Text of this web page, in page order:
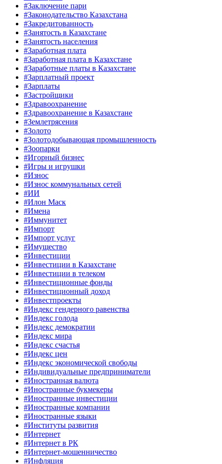
#Заключение пари
#Законодательство Казахстана
#Закредитованность
#Занятость в Казахстане
#Занятость населения
#Заработная плата
#Заработная плата в Казахстане
#Заработные платы в Казахстане
#Зарплатный проект
#Зарплаты
#Застройщики
#Здравоохранение
#Здравоохранение в Казахстане
#Землетрясения
#Золото
#Золотодобывающая промышленность
#Зоопарки
#Игорный бизнес
#Игры и игрушки
#Износ
#Износ коммунальных сетей
#ИИ
#Илон Маск
#Имена
#Иммунитет
#Импорт
#Импорт услуг
#Имущество
#Инвестиции
#Инвестиции в Казахстане
#Инвестиции в телеком
#Инвестиционные фонды
#Инвестиционный доход
#Инвестпроекты
#Индекс гендерного равенства
#Индекс голода
#Индекс демократии
#Индекс мира
#Индекс счастья
#Индекс цен
#Индекс экономической свободы
#Индивидуальные предприниматели
#Иностранная валюта
#Иностранные букмекеры
#Иностранные инвестиции
#Иностранные компании
#Иностранные языки
#Институты развития
#Интернет
#Интернет в РК
#Интернет-мошенничество
#Инфляция